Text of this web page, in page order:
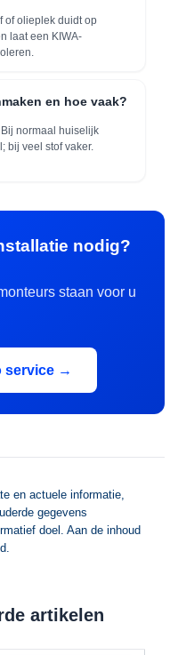
of olieplek duidt op
laat een KIWA-
en hoe vaak?
normaal huiselijk
bij veel stof vaker.
nodig?
staan voor u
service →
en actuele informatie,
gegevens
doel. Aan de inhoud
artikelen